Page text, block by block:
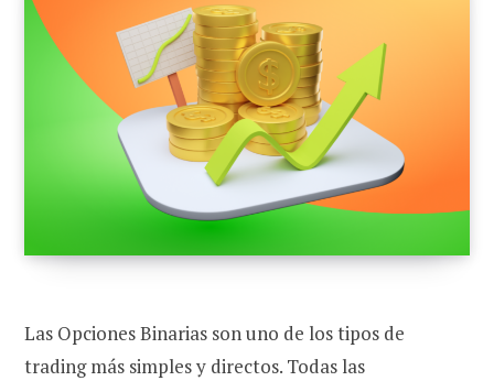
Las Opciones Binarias son uno de los tipos de
trading más simples y directos. Todas las